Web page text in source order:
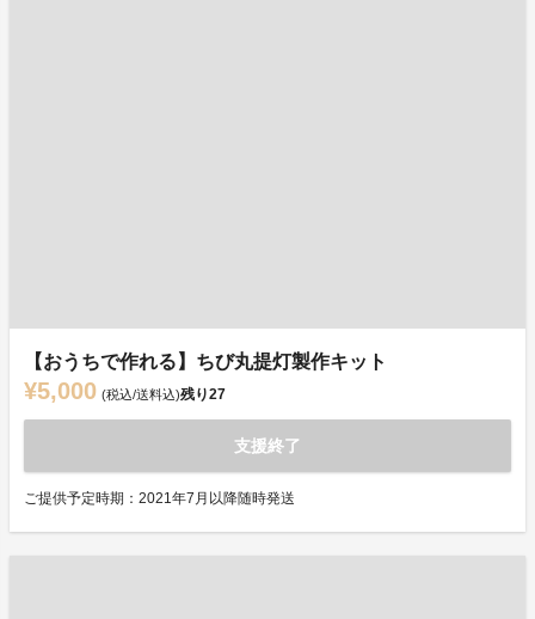
【おうちで作れる】ちび丸提灯製作キット
¥5,000 (税込/送料込)残り27
支援終了
ご提供予定時期：2021年7月以降随時発送